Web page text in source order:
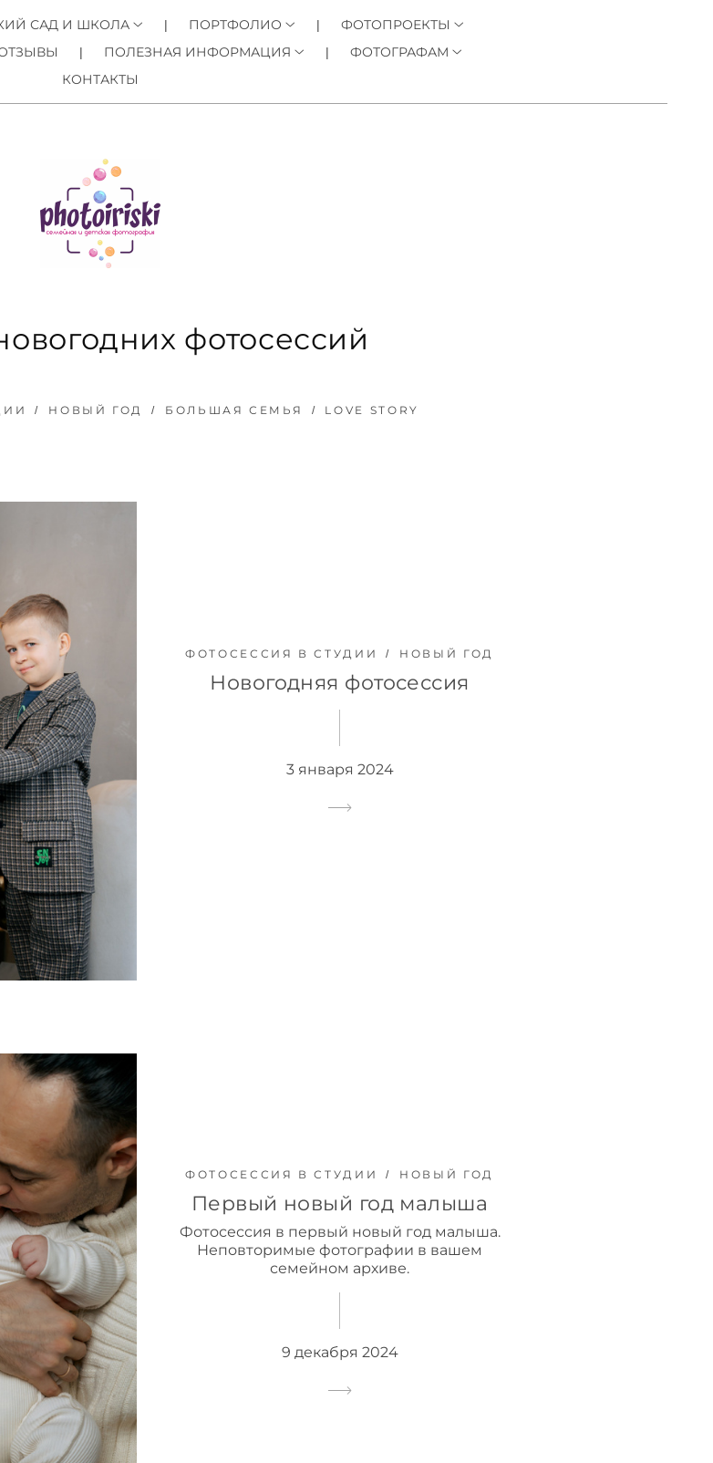
САД И ШКОЛА ПОРТФОЛИО
ФОТОПРОЕКТЫ
ПОЛЕЗНАЯ ИНФОРМАЦИЯ
ФОТОГРАФАМ
КОНТАКТЫ
фотосессий
НОВЫЙ ГОД БОЛЬШАЯ СЕМЬЯ LOVE STORY
ФОТОСЕССИЯ В СТУДИИ НОВЫЙ ГОД
Новогодняя фотосессия
3 января 2024
ФОТОСЕССИЯ В СТУДИИ НОВЫЙ ГОД
Первый новый год малыша
Фотосессия в первый новый год малыша.
Неповторимые фотографии в вашем
семейном архиве.
9 декабря 2024